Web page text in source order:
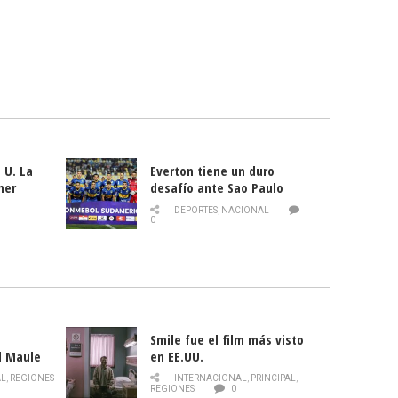
La
Everton tiene un duro
desafío ante Sao Paulo
DEPORTES, NACIONAL
0
Maule
de la
, REGIONES
Smile fue el film más visto
en EE.UU.
INTERNACIONAL, PRINCIPAL,
REGIONES
0